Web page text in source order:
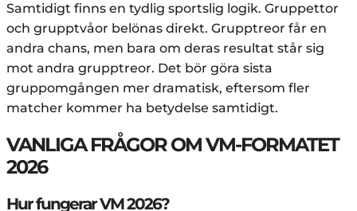
Samtidigt finns en tydlig sportslig logik. Gruppettor
och grupptvåor belönas direkt. Grupptreor får en
andra chans, men bara om deras resultat står sig
mot andra grupptreor. Det bör göra sista
gruppomgången mer dramatisk, eftersom fler
matcher kommer ha betydelse samtidigt.
VANLIGA FRÅGOR OM VM-FORMATET
2026
Hur fungerar VM 2026?